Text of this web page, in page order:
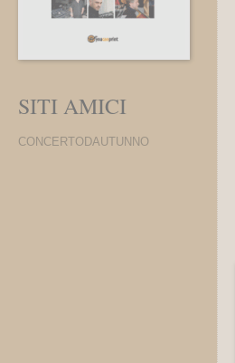
SITI AMICI
CONCERTODAUTUNNO